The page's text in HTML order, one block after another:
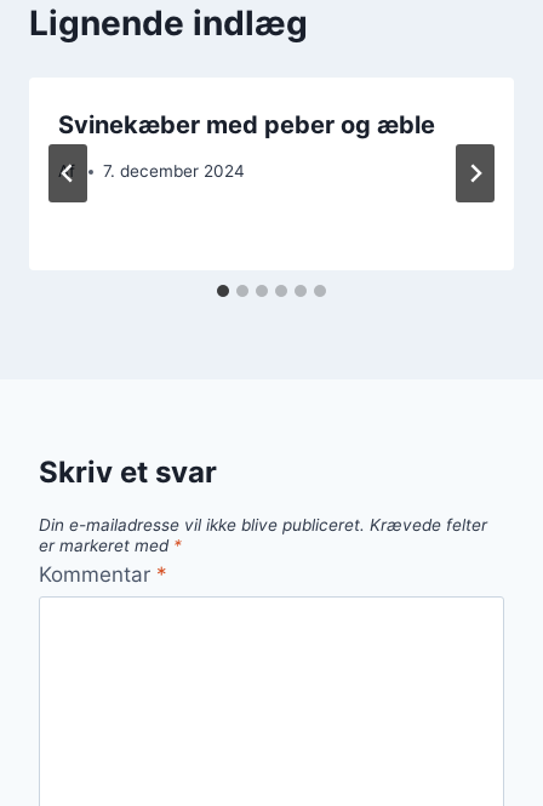
Lignende indlæg
Svinekæber med peber og æble
Af 7. december 2024
Skriv et svar
Din e-mailadresse vil ikke blive publiceret. Krævede felter
er markeret med *
Kommentar *